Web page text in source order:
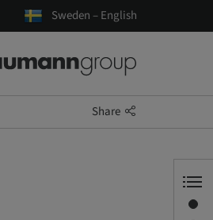
Sweden – English
Share